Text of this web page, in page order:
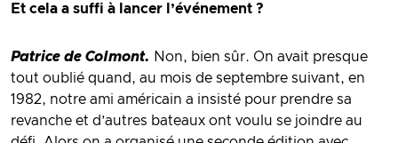
Et cela a suffi à lancer l’événement ?
Patrice de Colmont. Non, bien sûr. On avait presque
tout oublié quand, au mois de septembre suivant, en
1982, notre ami américain a insisté pour prendre sa
revanche et d’autres bateaux ont voulu se joindre au